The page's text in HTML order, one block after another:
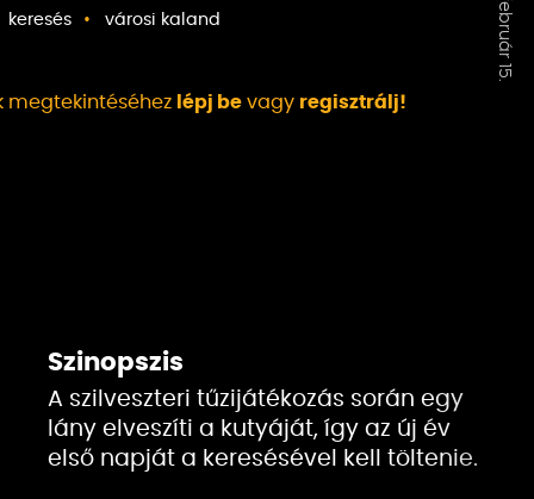
keresés városi kaland
megtekintéséhez lépj be vagy regisztrálj!
Szinopszis
A szilveszteri tűzijátékozás során egy
lány elveszíti a kutyáját, így az új év
első napját a keresésével kell töltenie.